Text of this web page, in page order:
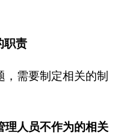
职责
需要制定相关的制
人员不作为的相关